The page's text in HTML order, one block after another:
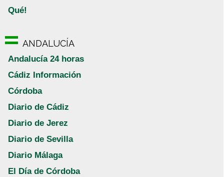
Qué!
ANDALUCÍA
Andalucía 24 horas
Cádiz Información
Córdoba
Diario de Cádiz
Diario de Jerez
Diario de Sevilla
Diario Málaga
El Día de Córdoba